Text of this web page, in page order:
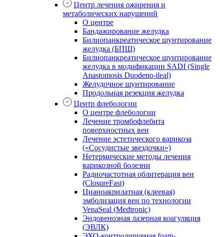
Центр лечения ожирения и
метаболических нарушений
О центре
Бандажирование желудка
Билиопанкреатическое шунтирование
желудка (БПШ)
Билиопанкреатическое шунтирование
желудка в модификации SADI (Single
Anastomosis Duodeno-ileal)
Желудочное шунтирование
Продольная резекция желудка
Центр флебологии
О центре флебологии
Лечение тромбофлебита
поверхностных вен
Лечение эстетического варикоза
(«Сосудистые звездочки»)
Нетермические методы лечения
варикозной болезни
Радиочастотная облитерация вен
(ClosureFast)
Цианоакрилатная (клеевая)
эмболизация вен по технологии
VenaSeal (Medtronic)
Эндовенозная лазерная коагуляция
(ЭВЛК)